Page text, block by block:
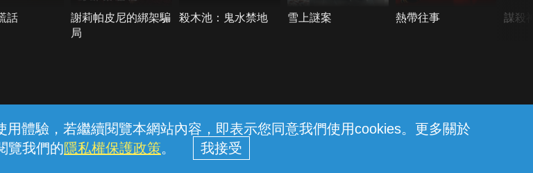
體驗，若繼續閱覽本網站內容，即表示您同意我們使用cookies。更多關於
覽我們的隱私權保護政策。
話
謝莉帕皮尼的綁架騙
局
殺木池：鬼水禁地 雪上謎案 熱帶往事 謀殺
線上客服 服務條款 隱私權保護
司個人家庭分公司 (統一編號：96979949) © 2026